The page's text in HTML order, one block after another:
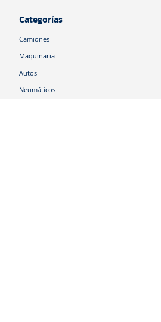
Categorías
Camiones
Maquinaria
Autos
Neumáticos